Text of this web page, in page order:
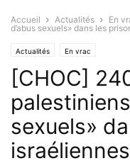
Accueil Actualités En
d’abus sexuels» dans les
Actualités En vrac
[CHOC]
sexuels»
israéliennes